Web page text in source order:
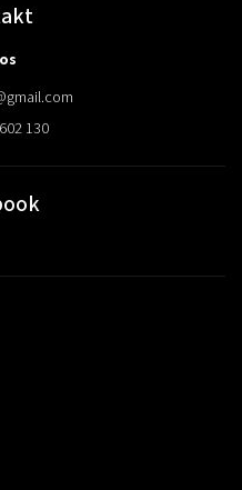
gmail.com
130